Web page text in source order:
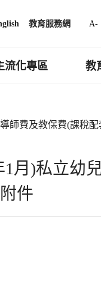
教育服務網 A-
流化專區 教
師費及教保費(課稅配
月)私立幼
件